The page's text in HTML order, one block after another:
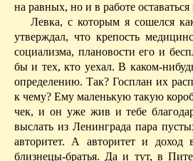
на равных, но и в работе
Левка, с которым я сошелся
утверждал, что крепость
социализма, плановости его и
бы и тех, кто уехал. В ка­ком-
определению. Так? Госплан их
к чему? Ему маленькую такую
чек, и он уже жив и тебе
выслать из Ленинграда пара
авторитет. А авторитет и
близнецы-братья. Да и тут, в